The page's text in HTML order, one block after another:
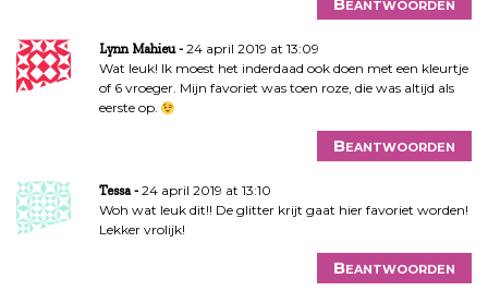
Beantwoorden
Lynn Mahieu
24 april 2019 at 13:09
Wat leuk! Ik moest het inderdaad ook doen met een kleurtje
of 6 vroeger. Mijn favoriet was toen roze, die was altijd als
eerste op.
Beantwoorden
Tessa
24 april 2019 at 13:10
Woh wat leuk dit!! De glitter krijt gaat hier favoriet worden!
Lekker vrolijk!
Beantwoorden